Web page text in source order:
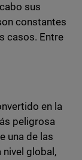
sus
constantes
casos. Entre
en la
peligrosa
una de las
global,